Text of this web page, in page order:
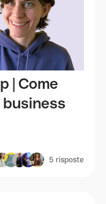
| Come
5 risposte